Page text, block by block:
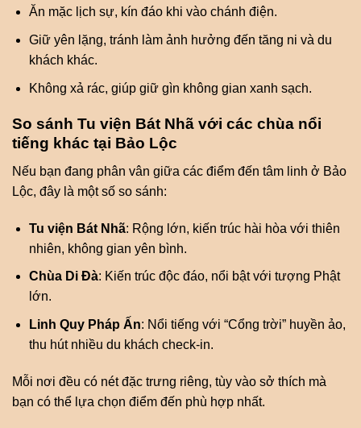
Ăn mặc lịch sự, kín đáo khi vào chánh điện.
Giữ yên lặng, tránh làm ảnh hưởng đến tăng ni và du
khách khác.
Không xả rác, giúp giữ gìn không gian xanh sạch.
So sánh Tu viện Bát Nhã với các chùa nổi
tiếng khác tại Bảo Lộc
Nếu bạn đang phân vân giữa các điểm đến tâm linh ở Bảo
Lộc, đây là một số so sánh:
Tu viện Bát Nhã: Rộng lớn, kiến trúc hài hòa với thiên
nhiên, không gian yên bình.
Chùa Di Đà: Kiến trúc độc đáo, nổi bật với tượng Phật
lớn.
Linh Quy Pháp Ấn: Nổi tiếng với “Cổng trời” huyền ảo,
thu hút nhiều du khách check-in.
Mỗi nơi đều có nét đặc trưng riêng, tùy vào sở thích mà
bạn có thể lựa chọn điểm đến phù hợp nhất.